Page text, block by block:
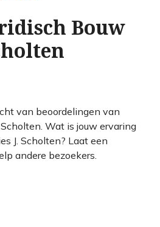
Bouw
van beoordelingen van
Wat is jouw ervaring
J. Scholten? Laat een
andere bezoekers.